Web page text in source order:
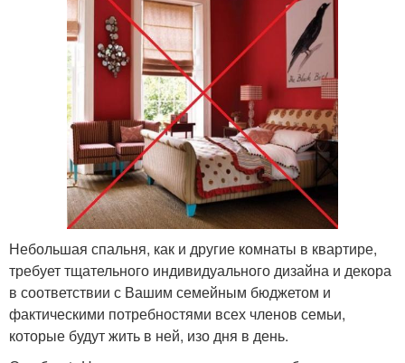
Небольшая спальня, как и другие комнаты в квартире,
требует тщательного индивидуального дизайна и декора
в соответствии с Вашим семейным бюджетом и
фактическими потребностями всех членов семьи,
которые будут жить в ней, изо дня в день.